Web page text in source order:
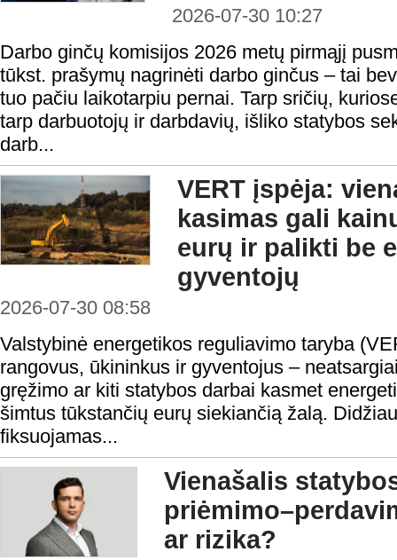
2026-07-30 10:27
Darbo ginčų komisijos 2026 metų pirmąjį
tūkst. prašymų nagrinėti darbo ginčus – tai
tuo pačiu laikotarpiu pernai. Tarp sričių,
tarp darbuotojų ir darbdavių, išliko statybos
darb...
VERT įspėja:
kasimas gali
eurų ir palikti be
gyventojų
2026-07-30 08:58
Valstybinė energetikos reguliavimo taryba
rangovus, ūkininkus ir gyventojus –
gręžimo ar kiti statybos darbai kasmet
šimtus tūkstančių eurų siekiančią žalą.
fiksuojamas...
Vienašalis
ar rizika?